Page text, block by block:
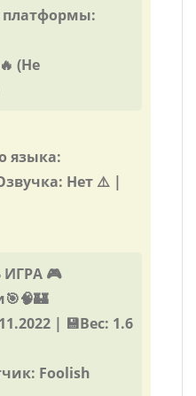
(Не
языка:
Нет ⚠️ |
ИГРА 🎮
| 💾Вес: 1.6
Foolish